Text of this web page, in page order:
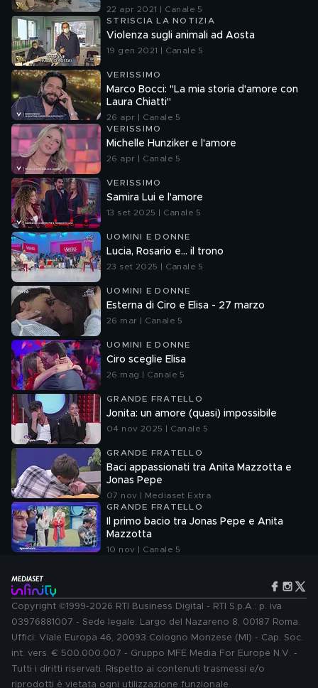
22 apr 2021 | Canale 5
STRISCIA LA NOTIZIA
Violenza sugli animali ad Aosta
19 gen 2021 | Canale 5
VERISSIMO
Marco Bocci: "La mia storia d'amore con
Laura Chiatti"
26 apr | Canale 5
VERISSIMO
Michelle Hunziker e l'amore
26 apr | Canale 5
VERISSIMO
Samira Lui e l'amore
13 set 2025 | Canale 5
UOMINI E DONNE
Lucia, Rosario e... il trono
23 set 2025 | Canale 5
UOMINI E DONNE
Esterna di Ciro e Elisa - 27 marzo
26 mar | Canale 5
UOMINI E DONNE
Ciro sceglie Elisa
26 mag | Canale 5
GRANDE FRATELLO
Jonita: un amore (quasi) impossibile
04 nov 2025 | Canale 5
GRANDE FRATELLO
Baci appassionati tra Anita Mazzotta e
Jonas Pepe
07 nov | Mediaset Extra
GRANDE FRATELLO
Il primo bacio tra Jonas Pepe e Anita
Mazzotta
10 nov | Canale 5
Copyright ©1999-2026 RTI Business Digital - RTI S.p.A.: p. iva
03976881007 - Sede legale: Largo del Nazareno 8, 00187 Roma.
Uffici: Viale Europa 46, 20093 Cologno Monzese (MI) - Cap. Soc.
int. vers. € 500.000.007 - Gruppo MFE Media For Europe N.V. -
Tutti i diritti riservati. Rispetto ai contenuti trasmessi e/o
riprodotti è vietata ogni utilizzazione funzionale